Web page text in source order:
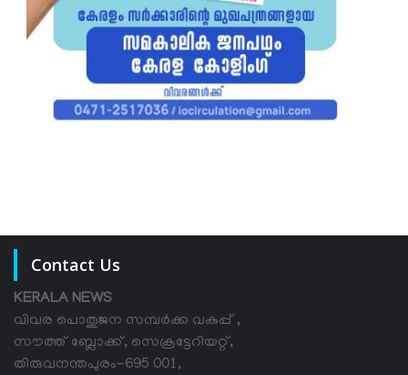
Contact Us
KERALA NEWS
വിവര പൊതുജന സമ്പര്‍ക്ക വകുപ്പ് ,
സൗത്ത് ബ്ലോക്ക്, സെക്രട്ടേറിയറ്റ്,
തിരുവനന്തപുരം-695 001,